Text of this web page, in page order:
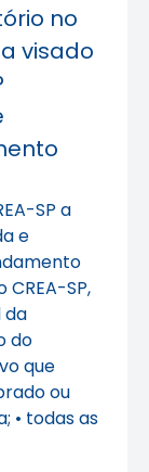
no
visado
SP a
e
SP,
da
do
que
ou
• todas as